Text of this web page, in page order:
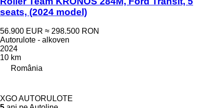
seats, (2024 model)
56.900 EUR ≈ 298.500 RON
Autorulote - alkoven
2024
10 km
România
XGO AUTORULOTE